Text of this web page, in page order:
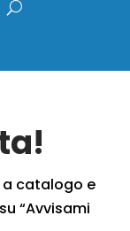
a catalogo e
“Avvisami